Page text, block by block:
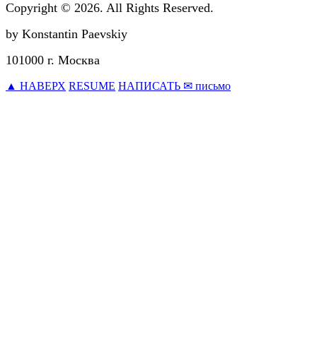
Copyright © 2026. All Rights Reserved.
by Konstantin Paevskiy
101000 г. Москва
▲ НАВЕРХ RESUME НАПИСАТЬ ✉ письмо